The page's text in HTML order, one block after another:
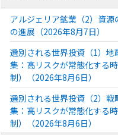
アルジェリア鉱業（2）資
の進展（2026年8月7日）
選別される世界投資（1）
集：高リスクが常態化する
制）（2026年8月6日）
選別される世界投資（2）
集：高リスクが常態化する
制）（2026年8月6日）